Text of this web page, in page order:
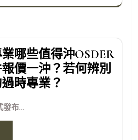
哪些值得沖OSDER
價一沖？若何辨別
時專業？
發布...